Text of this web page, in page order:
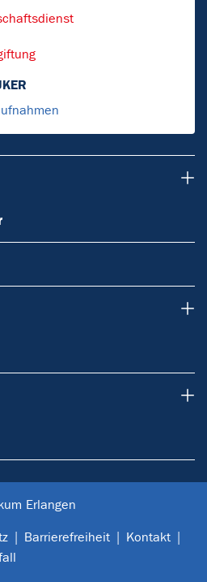
Erlangen
Barrierefreiheit
Kontakt